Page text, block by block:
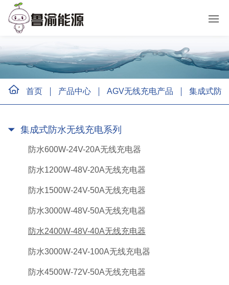
首页 产品中心 AGV无线充电产品 集成式防
集成式防水无线充电系列
防水600W-24V-20A无线充电器
防水1200W-48V-20A无线充电器
防水1500W-24V-50A无线充电器
防水3000W-48V-50A无线充电器
防水2400W-48V-40A无线充电器
防水3000W-24V-100A无线充电器
防水4500W-72V-50A无线充电器